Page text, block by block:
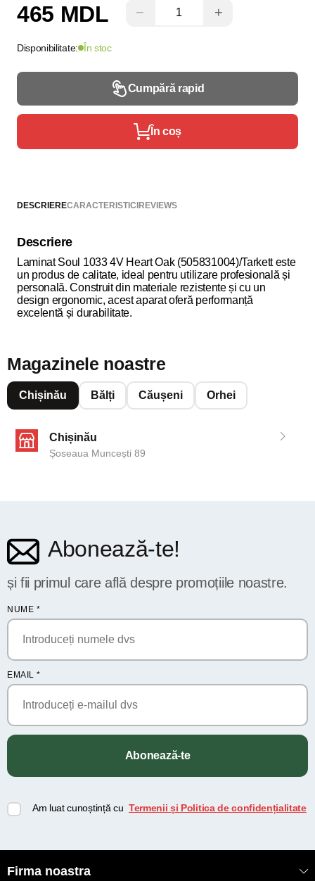
465 MDL − +
Disponibilitate: În stoc
Cumpără rapid
În coș
DESCRIERECARACTERISTICIREVIEWS
Descriere
Laminat Soul 1033 4V Heart Oak (505831004)/Tarkett este
un produs de calitate, ideal pentru utilizare profesională și
personală. Construit din materiale rezistente și cu un
design ergonomic, acest aparat oferă performanță
excelentă și durabilitate.
Magazinele noastre
Chișinău Bălți Căușeni Orhei
Chișinău
Șoseaua Muncești 89
Abonează-te!
și fii primul care află despre promoțiile noastre.
NUME *
EMAIL *
Abonează-te
Am luat cunoștință cu Termenii și Politica de confidențialitate
Firma noastra